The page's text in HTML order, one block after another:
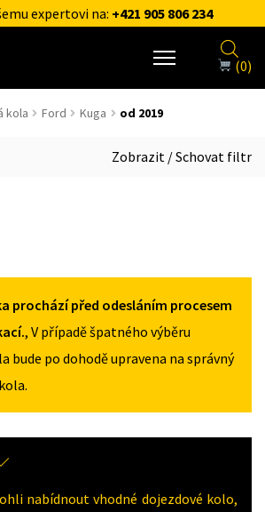
expertovi na: +421 905 806 234
(0)
kola Ford Kuga od 2019
Zobrazit / Schovat filtr
prochází před odesláním procesem
, V případě špatného výběru
bude po dohodě upravena na správný
nabídnout vhodné dojezdové kolo,